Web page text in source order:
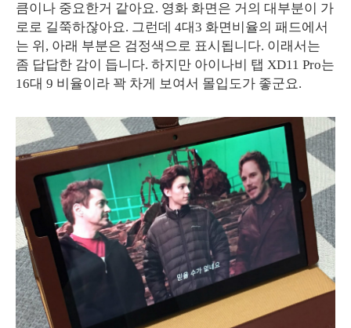
큼이나 중요한거 같아요. 영화 화면은 거의 대부분이 가
로로 길쭉하잖아요. 그런데 4대3 화면비율의 패드에서
는 위, 아래 부분은 검정색으로 표시됩니다. 이래서는
좀 답답한 감이 듭니다. 하지만 아이나비 탭 XD11 Pro는
16대 9 비율이라 꽉 차게 보여서 몰입도가 좋군요.